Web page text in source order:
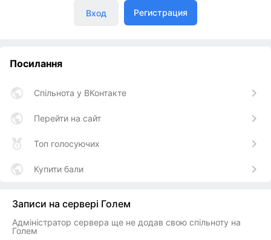
Вход Регистрация
Посилання
Спільнота у ВКонтакте
Перейти на сайт
Топ голосуючих
Купити бали
Записи на сервері Голем
Адміністратор сервера ще не додав свою спільноту на
Голем